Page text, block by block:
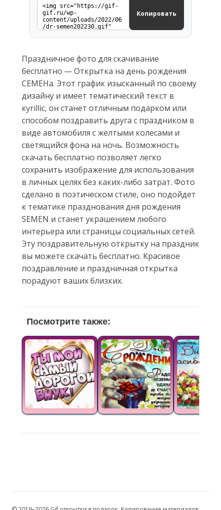
Копировать
Праздничное фото для скачивание
бесплатно — Открытка на день рождения
СЕМЕНа. Этот график изысканный по своему
дизайну и имеет тематический текст в
кyrillic, он станет отличным подарком или
способом поздравить друга с праздником в
виде автомобиля с желтыми колесами и
светящийся фона на ночь. Возможность
скачать бесплатно позволяет легко
сохранить изображение для использования
в личных целях без каких-либо затрат. Фото
сделано в поэтическом стиле, оно подойдет
к тематике празднования дня рождения
SEMEN и станет украшением любого
интерьера или страницы социальных сетей.
Эту поздравительную открытку на праздник
вы можете скачать бесплатно. Красивое
поздравление и праздничная открытка
порадуют ваших близких.
Посмотрите также: